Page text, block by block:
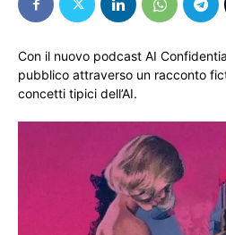
Con il nuovo podcast AI
pubblico attraverso un racconto
concetti tipici dell’AI.